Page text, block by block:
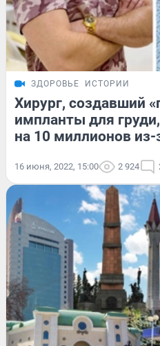
ЗДОРОВЬЕ ИСТОРИИ
Хирург, создавший
импланты для
на 10 миллионов из-
16 июня, 2022, 15:00 2 924